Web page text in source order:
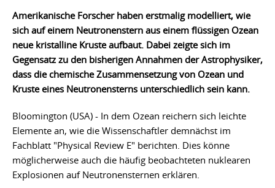
Amerikanische Forscher haben erstmalig modelliert, wie
sich auf einem Neutronenstern aus einem flüssigen Ozean
neue kristalline Kruste aufbaut. Dabei zeigte sich im
Gegensatz zu den bisherigen Annahmen der Astrophysiker,
dass die chemische Zusammensetzung von Ozean und
Kruste eines Neutronensterns unterschiedlich sein kann.
Bloomington (USA) - In dem Ozean reichern sich leichte
Elemente an, wie die Wissenschaftler demnächst im
Fachblatt "Physical Review E" berichten. Dies könne
möglicherweise auch die häufig beobachteten nuklearen
Explosionen auf Neutronensternen erklären.